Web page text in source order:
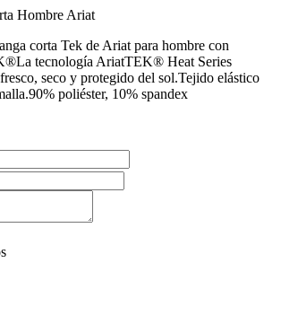
Hombre Ariat
corta Tek de Ariat para hombre con
tecnología AriatTEK® Heat Series
seco y protegido del sol.Tejido elástico
poliéster, 10% spandex